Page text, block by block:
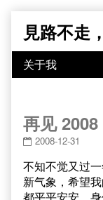
content
見路不走
再见 2008
2008-12-31
不知不觉又过
新气象，希望